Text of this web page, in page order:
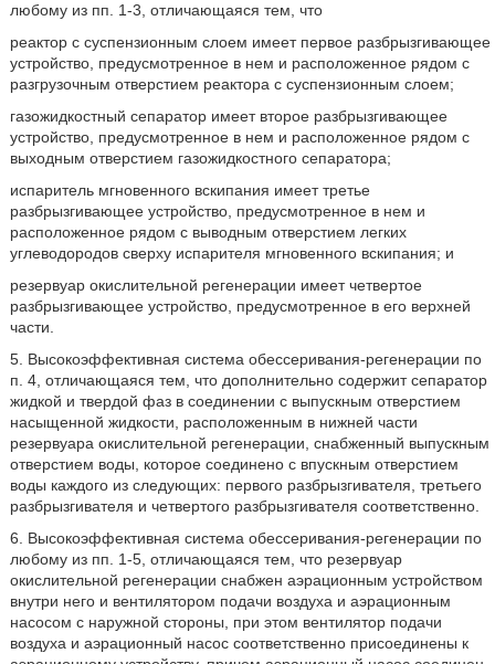
любому из пп. 1-3, отличающаяся тем, что
реактор с суспензионным слоем имеет первое разбрызгивающее
устройство, предусмотренное в нем и расположенное рядом с
разгрузочным отверстием реактора с суспензионным слоем;
газожидкостный сепаратор имеет второе разбрызгивающее
устройство, предусмотренное в нем и расположенное рядом с
выходным отверстием газожидкостного сепаратора;
испаритель мгновенного вскипания имеет третье
разбрызгивающее устройство, предусмотренное в нем и
расположенное рядом с выводным отверстием легких
углеводородов сверху испарителя мгновенного вскипания; и
резервуар окислительной регенерации имеет четвертое
разбрызгивающее устройство, предусмотренное в его верхней
части.
5. Высокоэффективная система обессеривания-регенерации по
п. 4, отличающаяся тем, что дополнительно содержит сепаратор
жидкой и твердой фаз в соединении с выпускным отверстием
насыщенной жидкости, расположенным в нижней части
резервуара окислительной регенерации, снабженный выпускным
отверстием воды, которое соединено с впускным отверстием
воды каждого из следующих: первого разбрызгивателя, третьего
разбрызгивателя и четвертого разбрызгивателя соответственно.
6. Высокоэффективная система обессеривания-регенерации по
любому из пп. 1-5, отличающаяся тем, что резервуар
окислительной регенерации снабжен аэрационным устройством
внутри него и вентилятором подачи воздуха и аэрационным
насосом с наружной стороны, при этом вентилятор подачи
воздуха и аэрационный насос соответственно присоединены к